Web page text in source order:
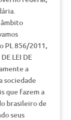
PL 856/2011,
LEI DE
a
sociedade
que fazem a
brasileiro de
seus